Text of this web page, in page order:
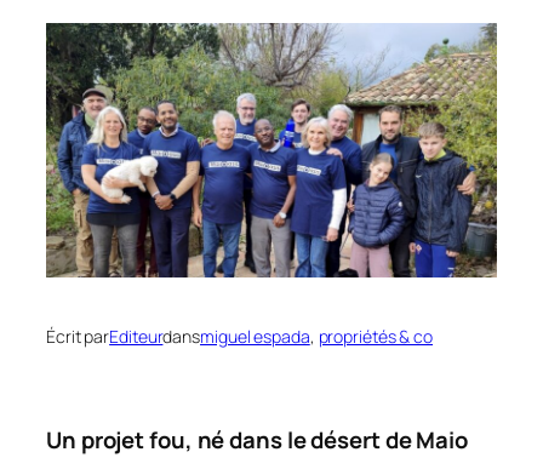
Écrit parEditeurdansmiguel espada, propriétés & co
Un projet fou, né dans le désert de Maio